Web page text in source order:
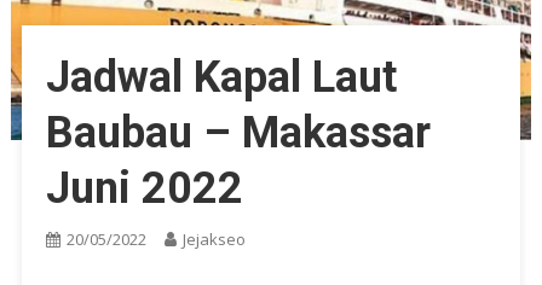
Jadwal Kapal Laut
Baubau – Makassar
Juni 2022
20/05/2022 Jejakseo